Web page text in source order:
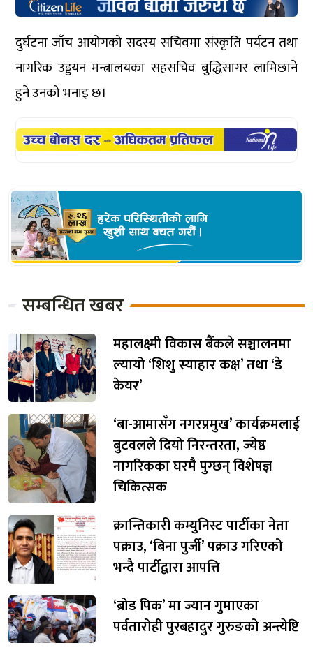
दुर्घटना जाँच आयोगको सदस्य सचिवमा संस्कृति पर्यटन तथा
नागरिक उड्डयन मन्त्रालयका सहसचिव बुद्धिसागर लामिछाने
हुने उनको भनाइ छ।
सम्बन्धित खबर
महालक्ष्मी विकास बैंकले सञ्चालनमा
ल्यायो ‘शिशु स्याहार कक्ष’ तथा ‘डे
केयर’
‘बा-आमासँग नगरप्रमुख’ कार्यक्रमलाई
बुटवलले दियो निरन्तरता, ज्येष्ठ
नागरिकका घरमै पुग्छन् विशेषज्ञ
चिकित्सक
क्रान्तिकारी कम्युनिस्ट पार्टीका नेता
पक्राउ, ‘बिना पुर्जी’ पक्राउ गरिएको
भन्दै पार्टीद्वारा आपत्ति
‘ब्रोड पिक’ मा ज्यान गुमाएका
पर्वतारोही पुरबहादुर गुरुङको अन्त्येष्टि